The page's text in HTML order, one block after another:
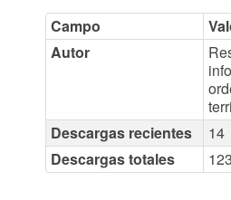
Campo
Autor
Descargas recientes
14
Descargas totales